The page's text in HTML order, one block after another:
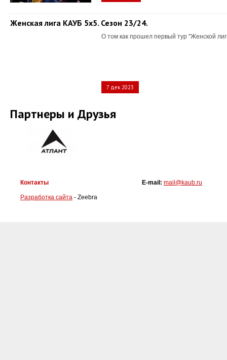
Женская лига КАУБ 5х5. Сезон 23/24.
О том как прошел первый тур "Женской
7 дек 2023
Партнеры и Друзья
Контакты
Разработка сайта - Zeebra
E-mail: mail@kaub.ru